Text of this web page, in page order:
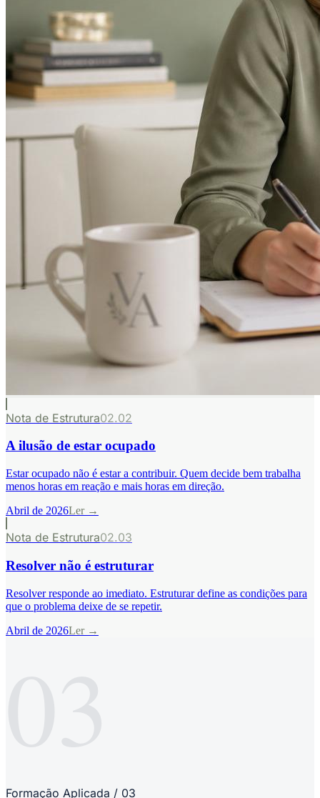
Nota de Estrutura02.02
A ilusão de estar ocupado
Estar ocupado não é estar a contribuir. Quem decide bem trabalha
menos horas em reação e mais horas em direção.
Abril de 2026Ler →
Nota de Estrutura02.03
Resolver não é estruturar
Resolver responde ao imediato. Estruturar define as condições para
que o problema deixe de se repetir.
Abril de 2026Ler →
Formação Aplicada / 03